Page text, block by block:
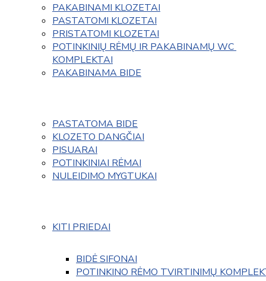
PAKABINAMI KLOZETAI
PASTATOMI KLOZETAI
PRISTATOMI KLOZETAI
POTINKINIŲ RĖMŲ IR PAKABINAMŲ WC
KOMPLEKTAI
PAKABINAMA BIDE
PASTATOMA BIDE
KLOZETO DANGČIAI
PISUARAI
POTINKINIAI RĖMAI
NULEIDIMO MYGTUKAI
KITI PRIEDAI
BIDĖ SIFONAI
POTINKINO RĖMO TVIRTINIMŲ